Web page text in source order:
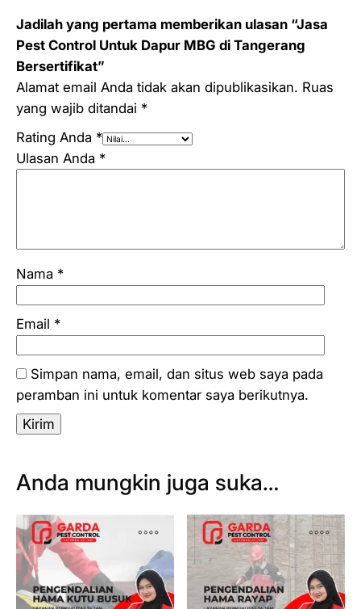
Jadilah yang pertama memberikan ulasan “Jasa
Pest Control Untuk Dapur MBG di Tangerang
Bersertifikat”
Alamat email Anda tidak akan dipublikasikan. Ruas
yang wajib ditandai *
Rating Anda *
Ulasan Anda *
Nama *
Email *
Simpan nama, email, dan situs web saya pada
peramban ini untuk komentar saya berikutnya.
Anda mungkin juga suka…